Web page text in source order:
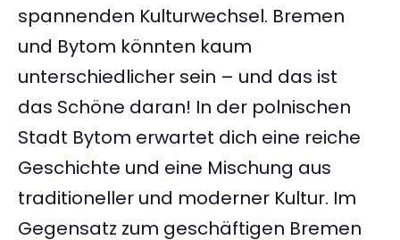
spannenden Kulturwechsel. Bremen
und Bytom könnten kaum
unterschiedlicher sein – und das ist
das Schöne daran! In der polnischen
Stadt Bytom erwartet dich eine reiche
Geschichte und eine Mischung aus
traditioneller und moderner Kultur. Im
Gegensatz zum geschäftigen Bremen